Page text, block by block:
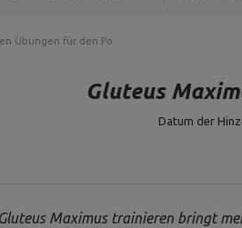
Übungen für den Po
Gluteus
Datum der
Gluteus Maximus trainieren bringt